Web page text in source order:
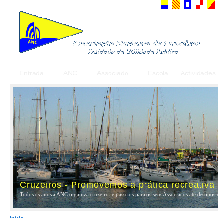
Cruzeiros - Promovemos a prática
Todos os anos a ANC organiza cruzeiros e passeios para os seus Associados até